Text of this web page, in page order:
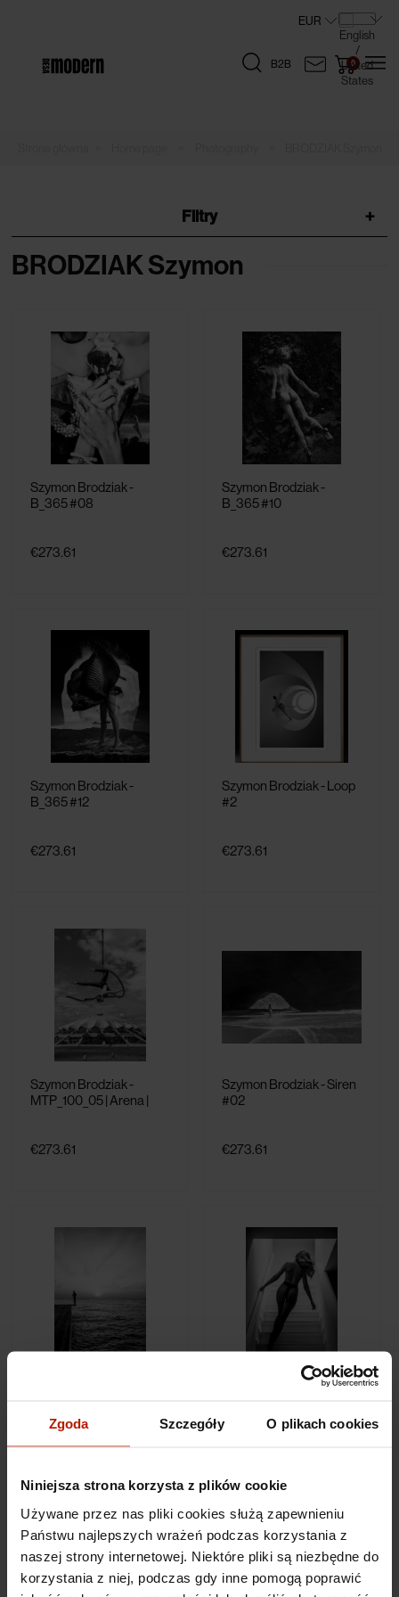
Zgoda Szczegóły O plikach cookies
Niniejsza strona korzysta z plików cookie
Używane przez nas pliki cookies służą zapewnieniu
Państwu najlepszych wrażeń podczas korzystania z
naszej strony internetowej. Niektóre pliki są niezbędne do
korzystania z niej, podczas gdy inne pomogą poprawić
B2B
Filtry +
BRODZIAK Szymon
Szymon Brodziak -
B_365 #08
€273.61
Szymon Brodziak -
B_365 #10
€273.61
Szymon Brodziak -
B_365 #12
€273.61
Szymon Brodziak - Loop
#2
€273.61
Szymon Brodziak -
MTP_100_05 | Arena |
€273.61
Szymon Brodziak - Siren
#02
€273.61
€457.56
Szymon Brodziak - After